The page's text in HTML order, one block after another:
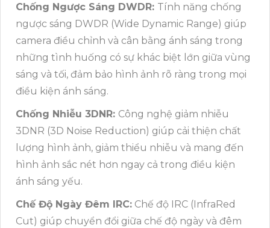
Chống Ngược Sáng DWDR: Tính năng chống
ngược sáng DWDR (Wide Dynamic Range) giúp
camera điều chỉnh và cân bằng ánh sáng trong
những tình huống có sự khác biệt lớn giữa vùng
sáng và tối, đảm bảo hình ảnh rõ ràng trong mọi
điều kiện ánh sáng.
Chống Nhiễu 3DNR: Công nghệ giảm nhiễu
3DNR (3D Noise Reduction) giúp cải thiện chất
lượng hình ảnh, giảm thiểu nhiễu và mang đến
hình ảnh sắc nét hơn ngay cả trong điều kiện
ánh sáng yếu.
Chế Độ Ngày Đêm IRC: Chế độ IRC (InfraRed
Cut) giúp chuyển đổi giữa chế độ ngày và đêm